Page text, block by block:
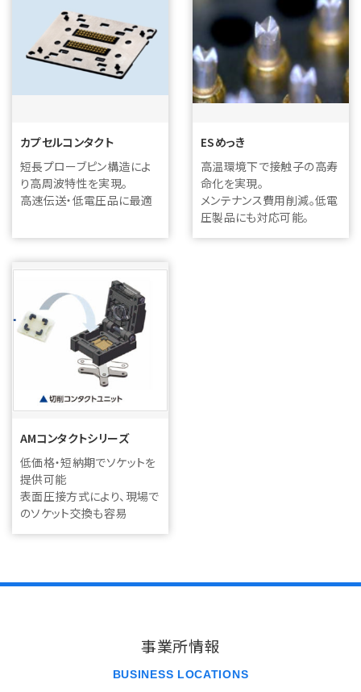
カプセルコンタクト
短長プローブピン構造によ
り高周波特性を実現。
高速伝送・低電圧品に最適
ESめっき
高温環境下で接触子の高寿
命化を実現。
メンテナンス費用削減。低電
圧製品にも対応可能。
AMコンタクトシリーズ
低価格・短納期でソケットを
提供可能
表面圧接方式により、現場で
のソケット交換も容易
事業所情報
BUSINESS LOCATIONS